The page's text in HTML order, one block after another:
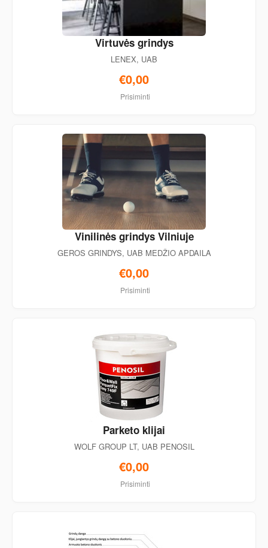
Virtuvės grindys
LENEX, UAB
€0,00
Prisiminti
Vinilinės grindys Vilniuje
GEROS GRINDYS, UAB MEDŽIO APDAILA
€0,00
Prisiminti
Parketo klijai
WOLF GROUP LT, UAB PENOSIL
€0,00
Prisiminti